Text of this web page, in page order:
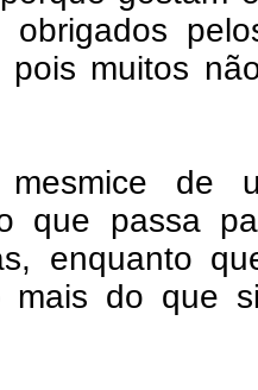
obrigados
pois muitos
de
que passa
enquanto
mais do que